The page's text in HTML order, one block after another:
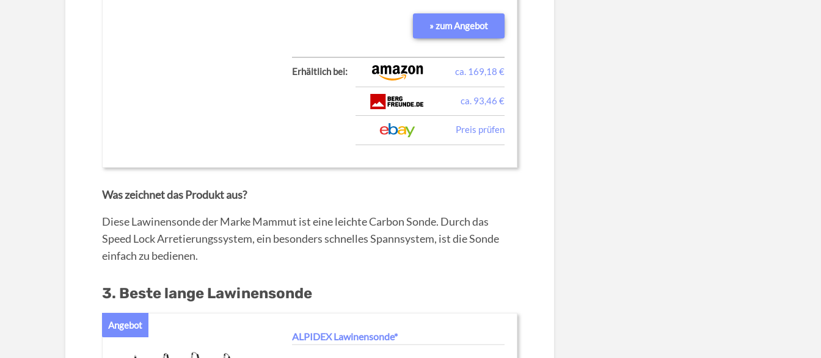
» zum Angebot
Erhältlich bei: ca. 169,18 €
ca. 93,46 €
Preis prüfen
Was zeichnet das Produkt aus?
Diese Lawinensonde der Marke Mammut ist eine leichte Carbon Sonde. Durch das
Speed Lock Arretierungssystem, ein besonders schnelles Spannsystem, ist die Sonde
einfach zu bedienen.
3. Beste lange Lawinensonde
Angebot
ALPIDEX Lawinensonde*